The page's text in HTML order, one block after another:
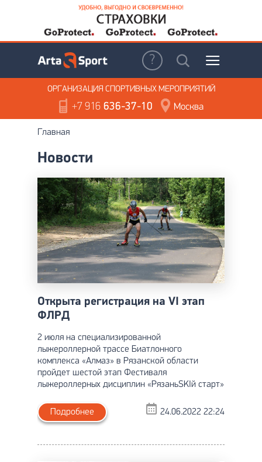
ОРГАНИЗАЦИЯ СПОРТИВНЫХ МЕРОПРИЯТИЙ
+7 916636-37-10 Москва
Главная
Новости
Открыта регистрация на VI этап
ФЛРД
2 июля на специализированной
лыжероллерной трассе Биатлонного
комплекса «Алмаз» в Рязанской области
пройдет шестой этап Фестиваля
лыжероллерных дисциплин «РязаньSKIй старт»
Подробнее 24.06.2022 22:24